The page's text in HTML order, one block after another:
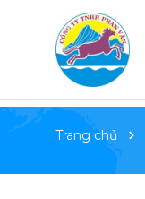
Trang chủ